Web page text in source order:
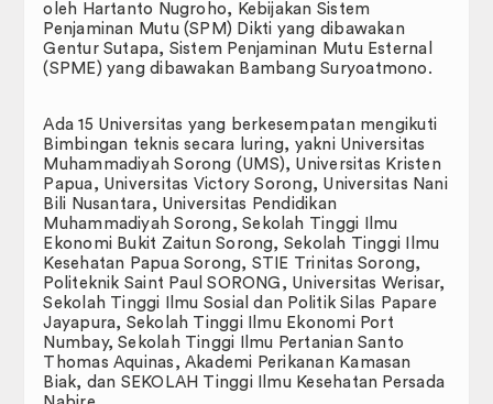
Hubungi Kami
Pedoman dan Peraturan
KUMPULAN SOP (STANDARD
OPERATING PROCEDURE)
oleh Hartanto Nugroho, Kebijakan Sistem
Penjaminan Mutu (SPM) Dikti yang dibawakan
Gentur Sutapa, Sistem Penjaminan Mutu Esternal
(SPME) yang dibawakan Bambang Suryoatmono.
Ada 15 Universitas yang berkesempatan mengikuti
Bimbingan teknis secara luring, yakni Universitas
Muhammadiyah Sorong (UMS), Universitas Kristen
Papua, Universitas Victory Sorong, Universitas Nani
Bili Nusantara, Universitas Pendidikan
Muhammadiyah Sorong, Sekolah Tinggi Ilmu
Ekonomi Bukit Zaitun Sorong, Sekolah Tinggi Ilmu
Kesehatan Papua Sorong, STIE Trinitas Sorong,
Politeknik Saint Paul SORONG, Universitas Werisar,
Sekolah Tinggi Ilmu Sosial dan Politik Silas Papare
Jayapura, Sekolah Tinggi Ilmu Ekonomi Port
Numbay, Sekolah Tinggi Ilmu Pertanian Santo
Thomas Aquinas, Akademi Perikanan Kamasan
Biak, dan SEKOLAH Tinggi Ilmu Kesehatan Persada